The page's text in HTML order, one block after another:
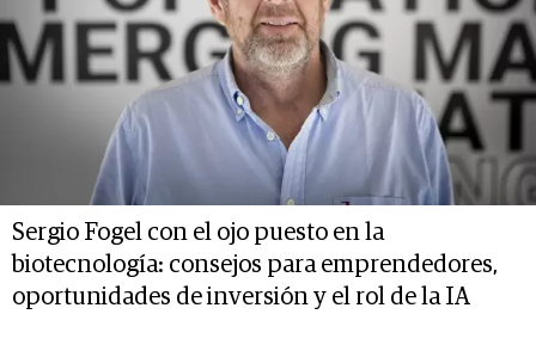
Sergio Fogel con el ojo puesto en la
biotecnología: consejos para emprendedores,
oportunidades de inversión y el rol de la IA